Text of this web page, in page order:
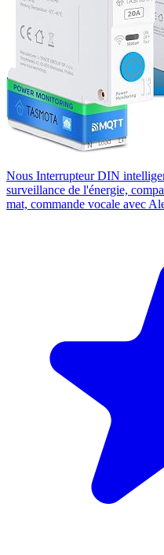
Nous Interrupteur DIN
surveillance de l'énergie,
mat, commande vocale avec